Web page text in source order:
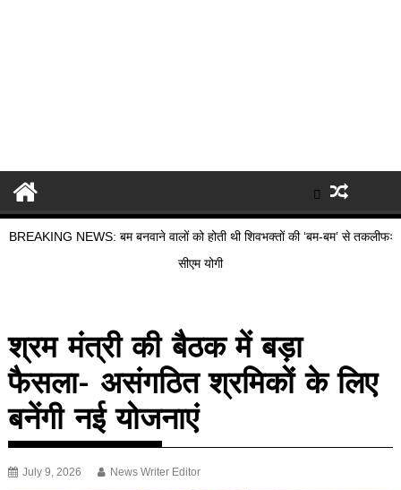
BREAKING NEWS: बम बनवाने वालों को होती थी शिवभक्तों की ‘बम-बम’ से तकलीफः
सीएम योगी
श्रम मंत्री की बैठक में बड़ा
फैसला- असंगठित श्रमिकों के लिए
बनेंगी नई योजनाएं
July 9, 2026 News Writer Editor